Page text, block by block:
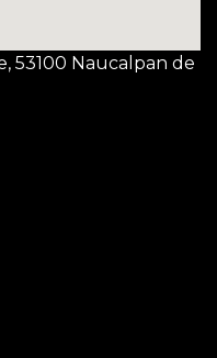
53100 Naucalpan de